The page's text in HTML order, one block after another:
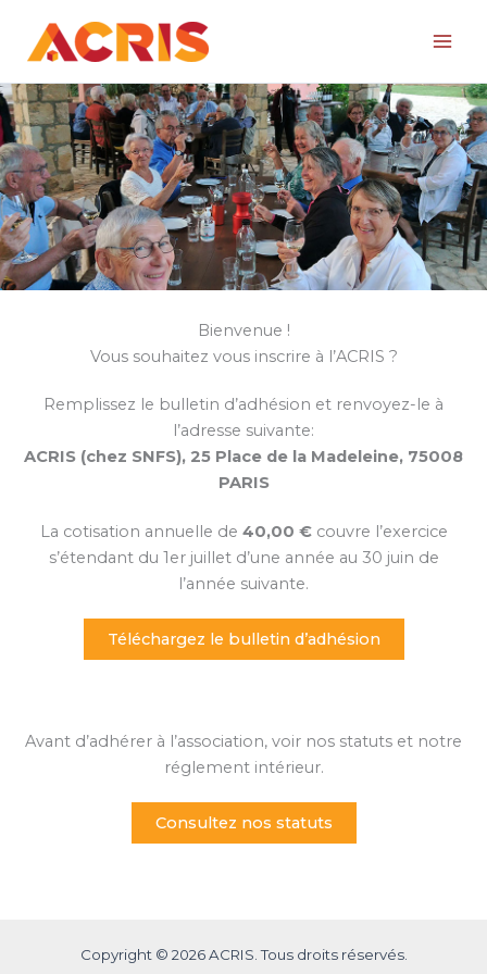
contenu
Bienvenue !
Vous souhaitez vous inscrire à l’ACRIS ?
Remplissez le bulletin d’adhésion et renvoyez-le à
l’adresse suivante:
ACRIS (chez SNFS), 25 Place de la Madeleine, 75008
PARIS
La cotisation annuelle de 40,00 €couvre l’exercice
s’étendant du 1er juillet d’une année au 30 juin de
l’année suivante.
Téléchargez le bulletin d’adhésion
Avant d’adhérer à l’association, voir nos statuts et notre
réglement intérieur.
Consultez nos statuts
Copyright © 2026 ACRIS. Tous droits réservés.